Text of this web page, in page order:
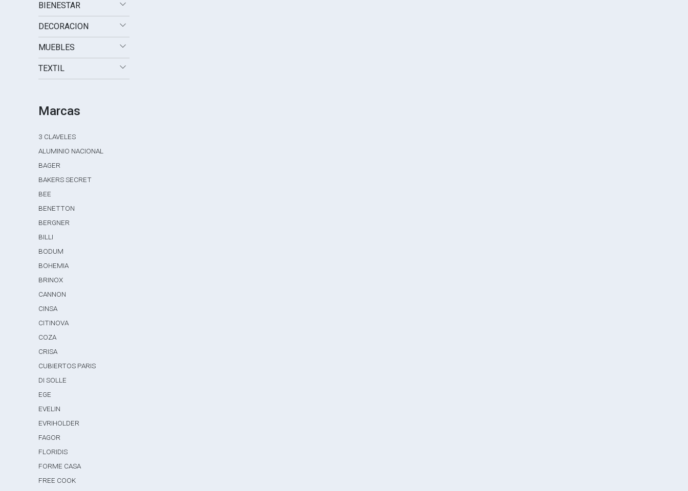
BIENESTAR
DECORACION
MUEBLES
TEXTIL
Marcas
3 CLAVELES
ALUMINIO NACIONAL
BAGER
BAKERS SECRET
BEE
BENETTON
BERGNER
BILLI
BODUM
BOHEMIA
BRINOX
CANNON
CINSA
CITINOVA
COZA
CRISA
CUBIERTOS PARIS
DI SOLLE
EGE
EVELIN
EVRIHOLDER
FAGOR
FLORIDIS
FORME CASA
FREE COOK